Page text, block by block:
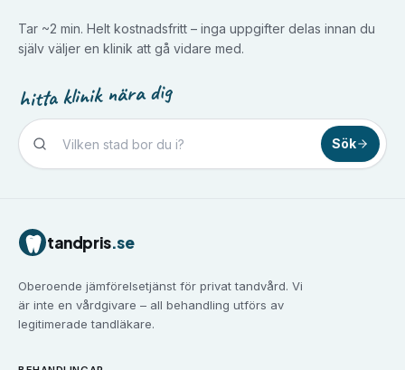
Tar ~2 min. Helt kostnadsfritt – inga uppgifter delas innan du
själv väljer en klinik att gå vidare med.
hitta klinik nära dig
Sök
Tandvård i
Tandvård iFalun
Tandvård i Göteborg
Tandvård iHalmstad
tandpris.se
Oberoende jämförelsetjänst för privat tandvård. Vi
är inte en vårdgivare – all behandling utförs av
legitimerade tandläkare.